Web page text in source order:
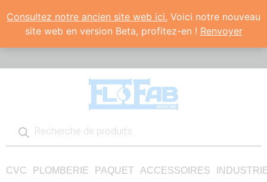
Consultez notre ancien site web ici. Voici notre nouveau
site web en version Beta, profitez-en ! Renvoyer
CVC PLOMBERIE PAQUET ACCESSOIRES